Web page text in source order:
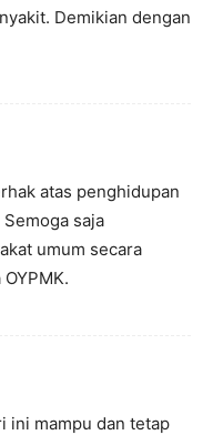
Demikian dengan
atas penghidupan
saja
umum secara
ini mampu dan tetap